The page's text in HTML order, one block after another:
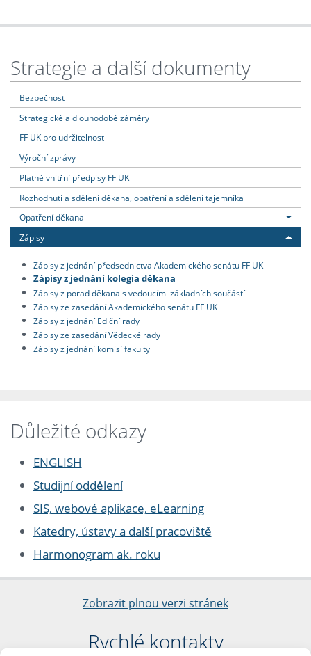
Strategie a další dokumenty
Bezpečnost
Strategické a dlouhodobé záměry
FF UK pro udržitelnost
Výroční zprávy
Platné vnitřní předpisy FF UK
Rozhodnutí a sdělení děkana, opatření a sdělení tajemníka
Opatření děkana
Zápisy
Zápisy z jednání předsednictva Akademického senátu FF UK
Zápisy z jednání kolegia děkana
Zápisy z porad děkana s vedoucími základních součástí
Zápisy ze zasedání Akademického senátu FF UK
Zápisy z jednání Ediční rady
Zápisy ze zasedání Vědecké rady
Zápisy z jednání komisí fakulty
Důležité odkazy
ENGLISH
Studijní oddělení
SIS, webové aplikace, eLearning
Katedry, ústavy a další pracoviště
Harmonogram ak. roku
Zobrazit plnou verzi stránek
Rychlé kontakty